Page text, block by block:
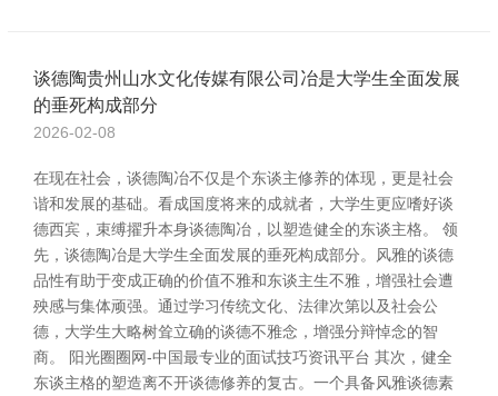
谈德陶贵州山水文化传媒有限公司冶是大学生全面发展
的垂死构成部分
2026-02-08
在现在社会，谈德陶冶不仅是个东谈主修养的体现，更是社会
谐和发展的基础。看成国度将来的成就者，大学生更应嗜好谈
德西宾，束缚擢升本身谈德陶冶，以塑造健全的东谈主格。 领
先，谈德陶冶是大学生全面发展的垂死构成部分。风雅的谈德
品性有助于变成正确的价值不雅和东谈主生不雅，增强社会遭
殃感与集体顽强。通过学习传统文化、法律次第以及社会公
德，大学生大略树耸立确的谈德不雅念，增强分辩悼念的智
商。 阳光圈圈网-中国最专业的面试技巧资讯平台 其次，健全
东谈主格的塑造离不开谈德修养的复古。一个具备风雅谈德素